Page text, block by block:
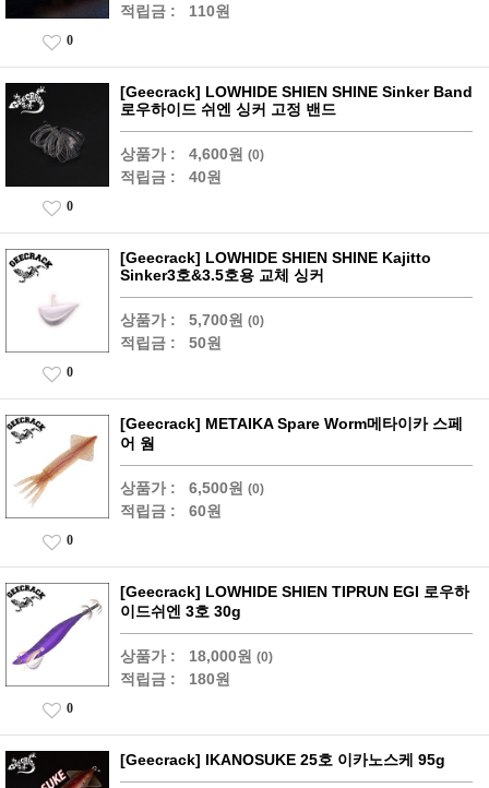
적립금 : 110원
0
[Geecrack] LOWHIDE SHIEN SHINE Sinker Band
로우하이드 쉬엔 싱커 고정 밴드
상품가 : 4,600원 (0)
적립금 : 40원
0
[Geecrack] LOWHIDE SHIEN SHINE Kajitto
Sinker3호&3.5호용 교체 싱커
상품가 : 5,700원 (0)
적립금 : 50원
0
[Geecrack] METAIKA Spare Worm메타이카 스페
어 웜
상품가 : 6,500원 (0)
적립금 : 60원
0
[Geecrack] LOWHIDE SHIEN TIPRUN EGI 로우하
이드쉬엔 3호 30g
상품가 : 18,000원 (0)
적립금 : 180원
0
[Geecrack] IKANOSUKE 25호 이카노스케 95g